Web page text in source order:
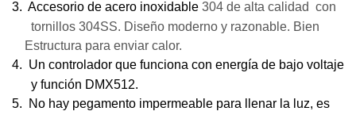
3. Accesorio de acero inoxidable 304 de alta calidad con
tornillos 304SS. Diseño moderno y razonable. Bien
Estructura para enviar calor.
4. Un controlador que funciona con energía de bajo voltaje
y función DMX512.
5.
No hay pegamento impermeable para llenar la luz, es